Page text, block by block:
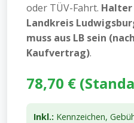
oder TÜV-Fahrt. Halter
Landkreis
muss aus LB sein
Kaufvertrag).
78,70 €
Inkl.: Kennzeichen,